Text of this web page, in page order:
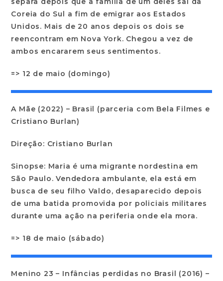
Coreia do Sul a fim de emigrar aos Estados
Unidos. Mais de 20 anos depois os dois se
reencontram em Nova York. Chegou a vez de
ambos encararem seus sentimentos.
=> 12 de maio (domingo)
A Mãe (2022) – Brasil (parceria com Bela Filmes e
Cristiano Burlan)
Direção: Cristiano Burlan
Sinopse: Maria é uma migrante nordestina em
São Paulo. Vendedora ambulante, ela está em
busca de seu filho Valdo, desaparecido depois
de uma batida promovida por policiais militares
durante uma ação na periferia onde ela mora.
=> 18 de maio (sábado)
Menino 23 – Infâncias perdidas no Brasil (2016) –